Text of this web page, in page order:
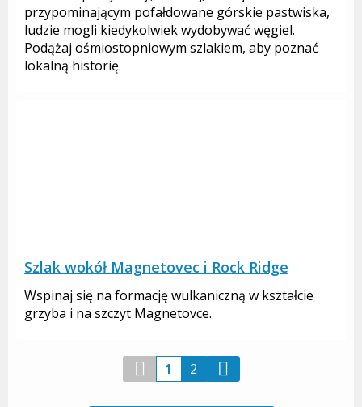
przypominającym pofałdowane górskie pastwiska,
ludzie mogli kiedykolwiek wydobywać węgiel.
Podążaj ośmiostopniowym szlakiem, aby poznać
lokalną historię.
Szlak wokół Magnetovec i Rock Ridge
Wspinaj się na formację wulkaniczną w kształcie
grzyba i na szczyt Magnetovce.
1 2